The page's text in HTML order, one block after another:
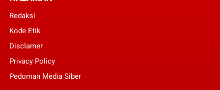
Redaksi
Kode Etik
Disclamer
Privacy Policy
Pedoman Media Siber